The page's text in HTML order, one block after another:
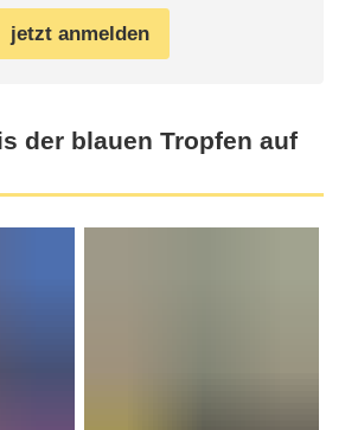
jetzt anmelden
der blauen Tropfen auf